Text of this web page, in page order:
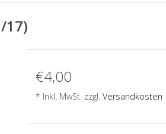
17)
€4,00
* Inkl. MwSt. zzgl. Versandkosten